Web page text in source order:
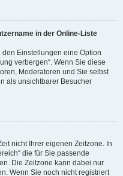
in der Online-Liste
Einstellungen eine Option
verbergen“. Wenn Sie diese
Moderatoren und Sie selbst
als unsichtbarer Besucher
nicht Ihrer eigenen Zeitzone. In
die für Sie passende
Die Zeitzone kann dabei nur
Wenn Sie noch nicht registriert